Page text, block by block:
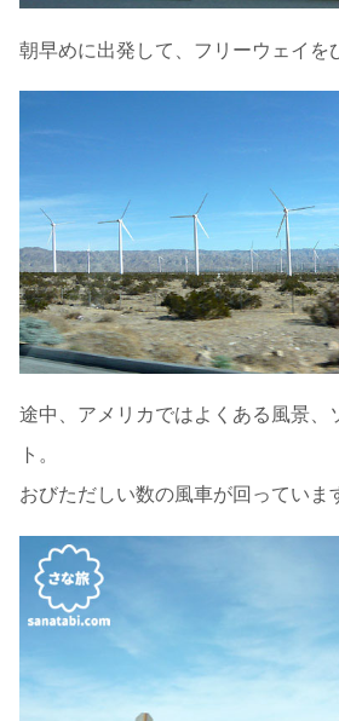
朝早めに出発して、フリーウェイを
途中、アメリカではよくある風景、
ト。
おびただしい数の風車が回っていま